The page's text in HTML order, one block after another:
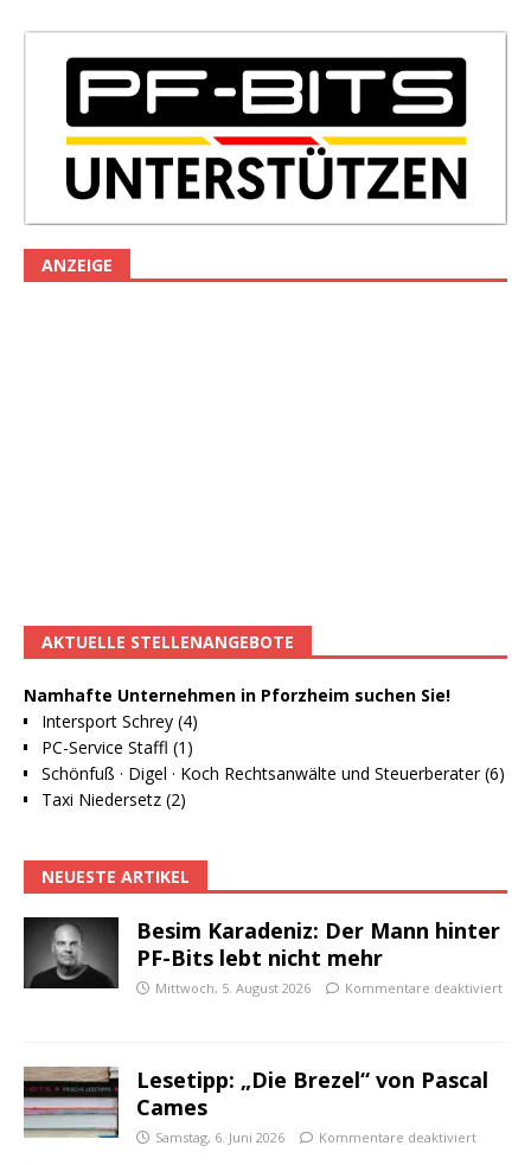
ANZEIGE
AKTUELLE STELLENANGEBOTE
Namhafte Unternehmen in Pforzheim suchen Sie!
Intersport Schrey (4)
PC-Service Staffl (1)
Schönfuß · Digel · Koch Rechtsanwälte und Steuerberater (6)
Taxi Niedersetz (2)
NEUESTE ARTIKEL
Besim Karadeniz: Der Mann hinter
PF-Bits lebt nicht mehr
Mittwoch, 5. August 2026 Kommentare deaktiviert
Lesetipp: „Die Brezel“ von Pascal
Cames
Samstag, 6. Juni 2026 Kommentare deaktiviert